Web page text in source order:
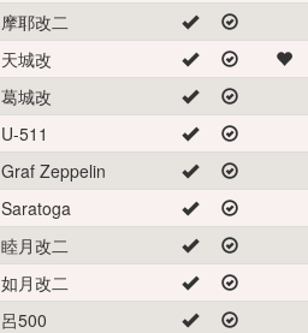
摩耶改二
天城改
葛城改
U-511
Graf Zeppelin
Saratoga
睦月改二
如月改二
呂500